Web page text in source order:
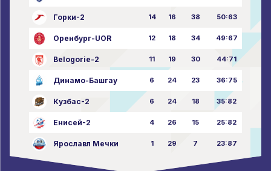
Горки-2 14 16 38 50:63
Оренбург-UOR 12 18 34 49:67
Belogorie-2 11 19 30 44:71
Динамо-Башгау 6 24 23 36:75
Кузбас-2 6 24 18 35:82
Енисей-2 4 26 15 25:82
Ярославл Мечки 1 29 7 23:87